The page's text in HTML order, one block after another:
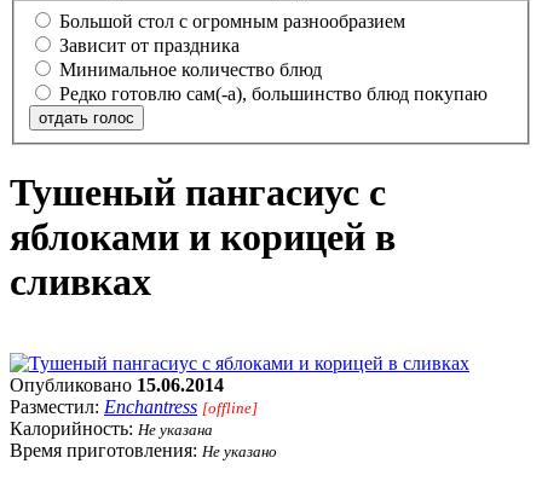
Большой стол с огромным разнообразием
Зависит от праздника
Минимальное количество блюд
Редко готовлю сам(-а), большинство блюд покупаю
отдать голос
Тушеный пангасиус с
яблоками и корицей в
сливках
Опубликовано 15.06.2014
Разместил: Enchantress [offline]
Калорийность: Не указана
Время приготовления: Не указано